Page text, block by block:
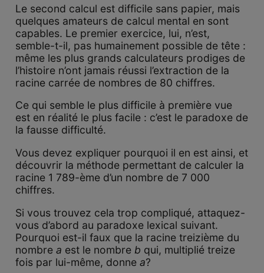
Le second calcul est difficile sans papier, mais
quelques amateurs de calcul mental en sont
capables. Le premier exercice, lui, n’est,
semble-t-il, pas humainement possible de tête :
même les plus grands calculateurs prodiges de
l’histoire n’ont jamais réussi l’extraction de la
racine carrée de nombres de 80 chiffres.
Ce qui semble le plus difficile à première vue
est en réalité le plus facile : c’est le paradoxe de
la fausse difficulté.
Vous devez expliquer pourquoi il en est ainsi, et
découvrir la méthode permettant de calculer la
racine 1 789-ème d’un nombre de 7 000
chiffres.
Si vous trouvez cela trop compliqué, attaquez-
vous d’abord au paradoxe lexical suivant.
Pourquoi est-il faux que la racine treizième du
nombre a est le nombre b qui, multiplié treize
fois par lui-même, donne a?